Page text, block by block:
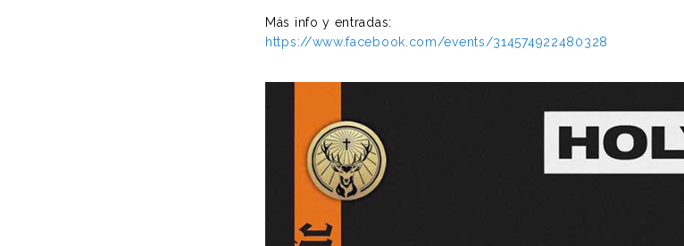
Más info y entradas:
https://www.facebook.com/events/314574922480328